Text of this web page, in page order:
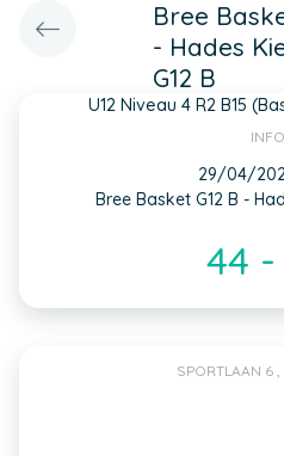
Bree
- Hades
G12 B
U12 Niveau 4 R2 B15
INFO
29/04/
Bree Basket G12 B -
44 -
SPORTLAAN 6